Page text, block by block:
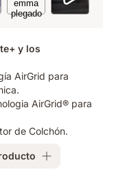
y los
AirGrid para
AirGrid® para
de Colchón.